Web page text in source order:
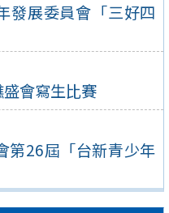
發展委員會「三好四
會寫生比賽
第26屆「台新青少年